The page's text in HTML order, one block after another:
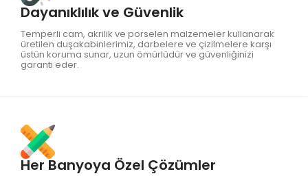
Dayanıklılık ve Güvenlik
Temperli cam, akrilik ve porselen malzemeler kullanarak
üretilen duşakabinlerimiz, darbelere ve çizilmelere karşı
üstün koruma sunar, uzun ömürlüdür ve güvenliğinizi
garanti eder.
Her Banyoya Özel Çözümler